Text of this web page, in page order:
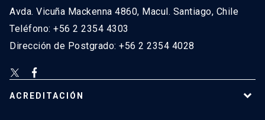
Avda. Vicuña Mackenna 4860, Macul. Santiago, Chile
Teléfono: +56 2 2354 4303
Dirección de Postgrado: +56 2 2354 4028
ACREDITACIÓN